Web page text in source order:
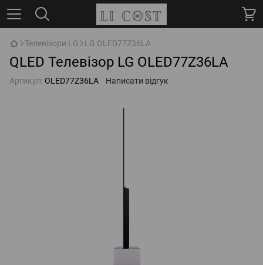
Телевізори LG LG OLED77Z36LA
QLED Телевізор LG OLED77Z36LA
Артикул: OLED77Z36LA Написати відгук